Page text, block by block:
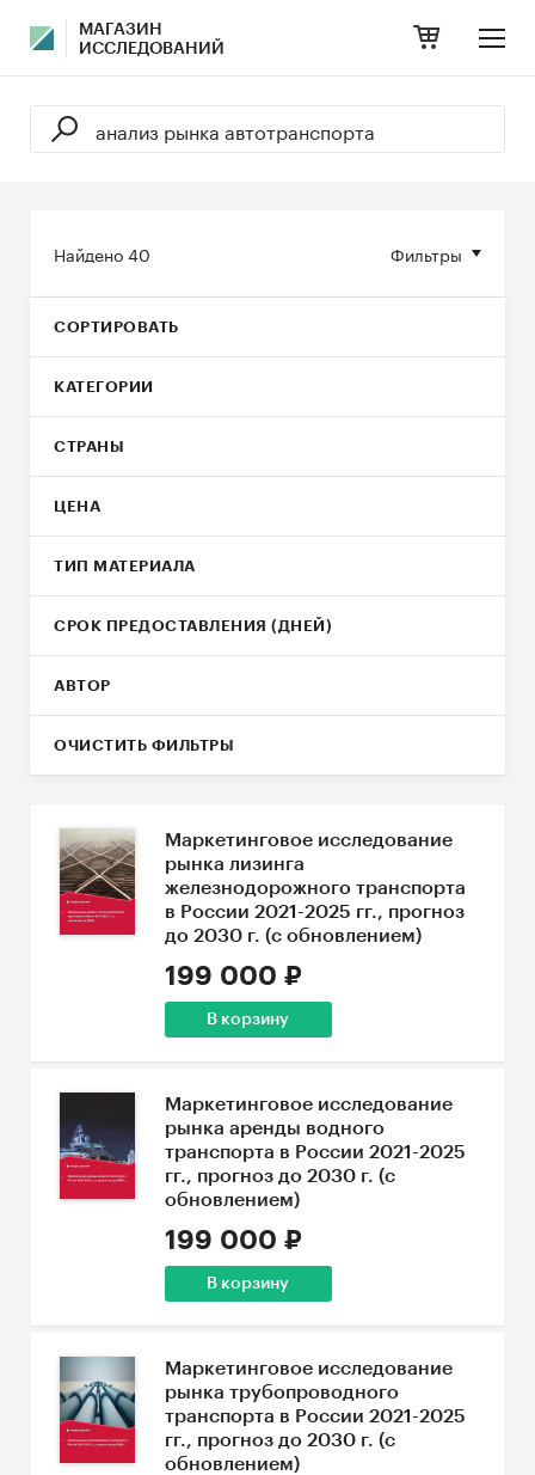
МАГАЗИН
ИССЛЕДОВАНИЙ
Фильтры
Найдено40
СОРТИРОВАТЬ
КАТЕГОРИИ
СТРАНЫ
ЦЕНА
ТИП МАТЕРИАЛА
СРОК ПРЕДОСТАВЛЕНИЯ (ДНЕЙ)
АВТОР
ОЧИСТИТЬ ФИЛЬТРЫ
Маркетинговое исследование
рынка лизинга
железнодорожного транспорта
в России 2021-2025 гг., прогноз
до 2030 г. (с обновлением)
199 000 ₽
В корзину
Маркетинговое исследование
рынка аренды водного
транспорта в России 2021-2025
гг., прогноз до 2030 г. (с
обновлением)
199 000 ₽
В корзину
Маркетинговое исследование
рынка трубопроводного
транспорта в России 2021-2025
гг., прогноз до 2030 г. (с
обновлением)